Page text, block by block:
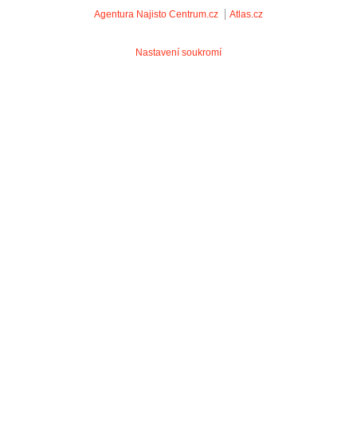
Agentura Najisto Centrum.cz Atlas.cz
Nastavení soukromí